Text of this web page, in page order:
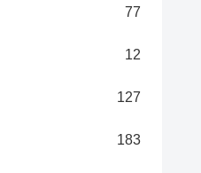
77
12
127
183